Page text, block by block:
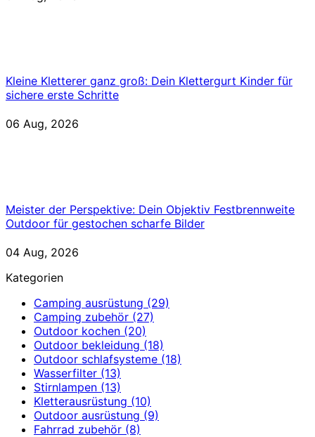
Kleine Kletterer ganz groß: Dein Klettergurt Kinder für
sichere erste Schritte
06 Aug, 2026
Meister der Perspektive: Dein Objektiv Festbrennweite
Outdoor für gestochen scharfe Bilder
04 Aug, 2026
Kategorien
Camping ausrüstung (29)
Camping zubehör (27)
Outdoor kochen (20)
Outdoor bekleidung (18)
Outdoor schlafsysteme (18)
Wasserfilter (13)
Stirnlampen (13)
Kletterausrüstung (10)
Outdoor ausrüstung (9)
Fahrrad zubehör (8)